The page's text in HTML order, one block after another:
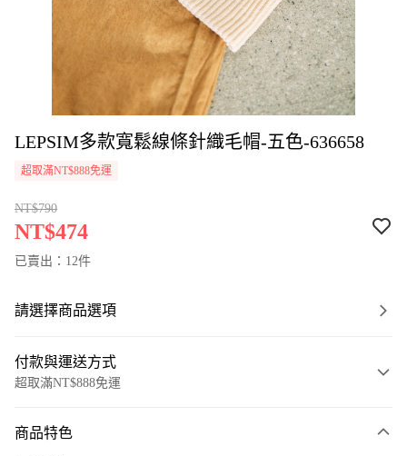
LEPSIM多款寬鬆線條針織毛帽-五色-636658
超取滿NT$888免運
NT$790
NT$474
已賣出：12件
請選擇商品選項
付款與運送方式
超取滿NT$888免運
信用卡一次付款
商品特色